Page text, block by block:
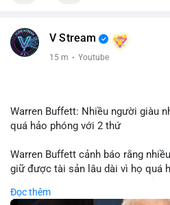
V Stream
15 m · Youtube
Warren Buffett: Nhiều người giàu
quá hảo phóng với 2 thứ
Warren Buffett cảnh báo rằng
giữ được tài sản lâu dài vì họ quá
nhuận tái đầu tư và suy giảm sức
Đọc thêm